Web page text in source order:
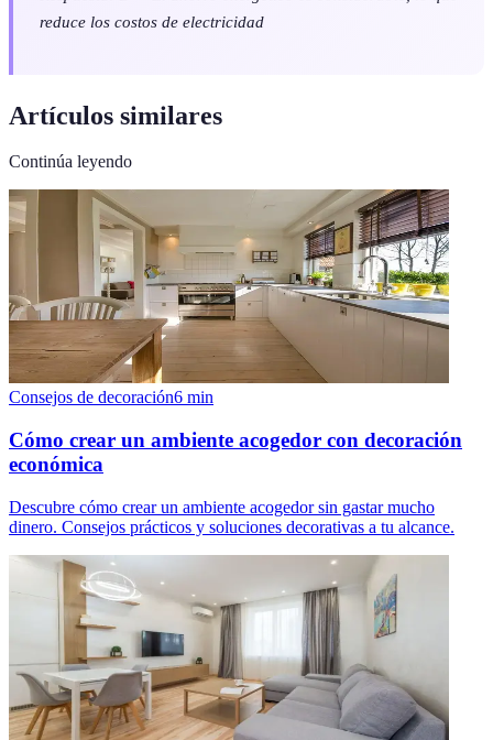
reduce los costos de electricidad
Artículos similares
Continúa leyendo
Consejos de decoración6 min
Cómo crear un ambiente acogedor con decoración
económica
Descubre cómo crear un ambiente acogedor sin gastar mucho
dinero. Consejos prácticos y soluciones decorativas a tu alcance.